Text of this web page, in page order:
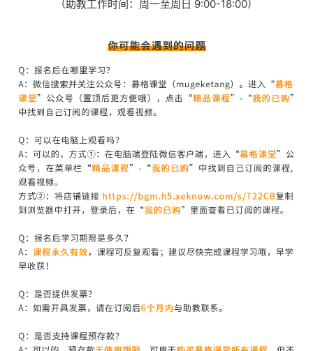
（助教工作时间：周一至周日 9:00-18:00）